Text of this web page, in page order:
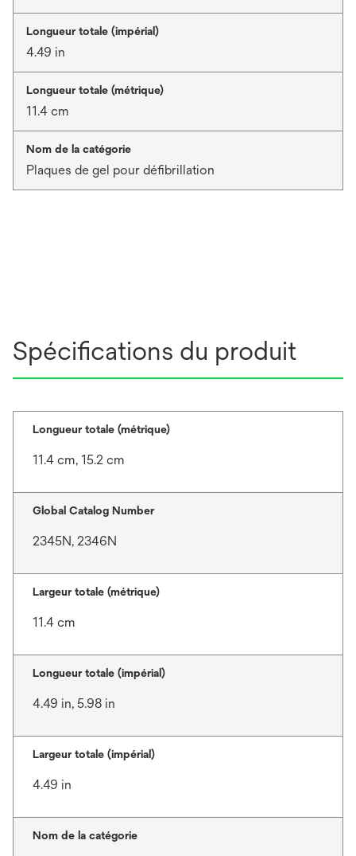
Longueur totale (impérial)
4.49 in
Longueur totale (métrique)
11.4 cm
Nom de la catégorie
Plaques de gel pour défibrillation
Spécifications du produit
Longueur totale (métrique)
11.4 cm, 15.2 cm
Global Catalog Number
2345N, 2346N
Largeur totale (métrique)
11.4 cm
Longueur totale (impérial)
4.49 in, 5.98 in
Largeur totale (impérial)
4.49 in
Nom de la catégorie